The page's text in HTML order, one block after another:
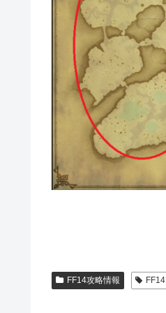
FF14攻略情報 FF14